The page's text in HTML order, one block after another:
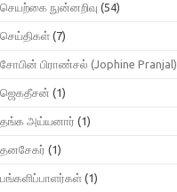
செயற்கை நுன்னறிவு (54)
செய்திகள் (7)
சோபின் பிராண்சல் (Jophine Pranjal)
ஜெகதீசன் (1)
தங்க அய்யனார் (1)
தனசேகர் (1)
பங்களிப்பாளர்கள் (1)